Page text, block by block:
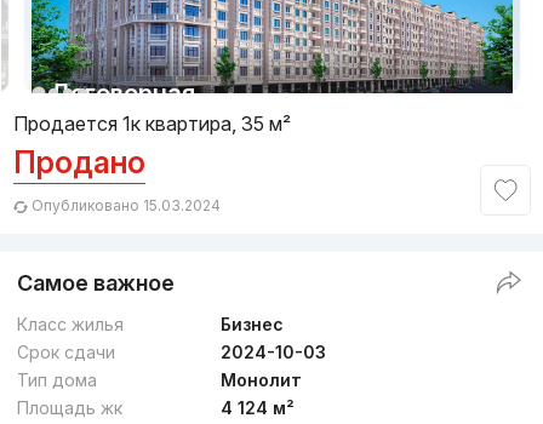
Договорная
Сдан 2020,
ЖК «Star House»
1/12
Продается 1к квартира, 35 м²
Продано
Опубликовано 15.03.2024
Самое важное
Класс жилья
Бизнес
Срок сдачи
2024-10-03
Тип дома
Монолит
Площадь жк
4 124 м²